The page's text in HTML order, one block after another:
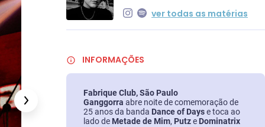
ver todas as matérias
INFORMAÇÕES
Fabrique Club, São Paulo
Ganggorra abre noite de comemoração de
25 anos da banda Dance of Dayse toca ao
lado de Metade de Mim, Putze Dominatrix